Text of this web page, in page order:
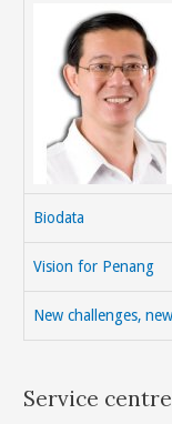
Biodata
Vision for Penang
New challenges,
Service